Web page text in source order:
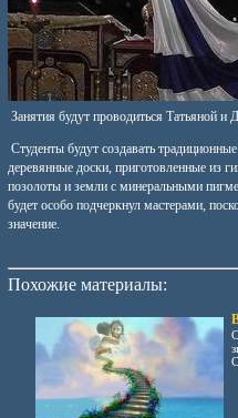
Занятия будут проводиться Татьяной
Студенты будут создавать
деревянные доски, приготовленные из
позолоты и земли с минеральными
будет особо подчеркнул мастерами,
значение.
Похожие материалы: